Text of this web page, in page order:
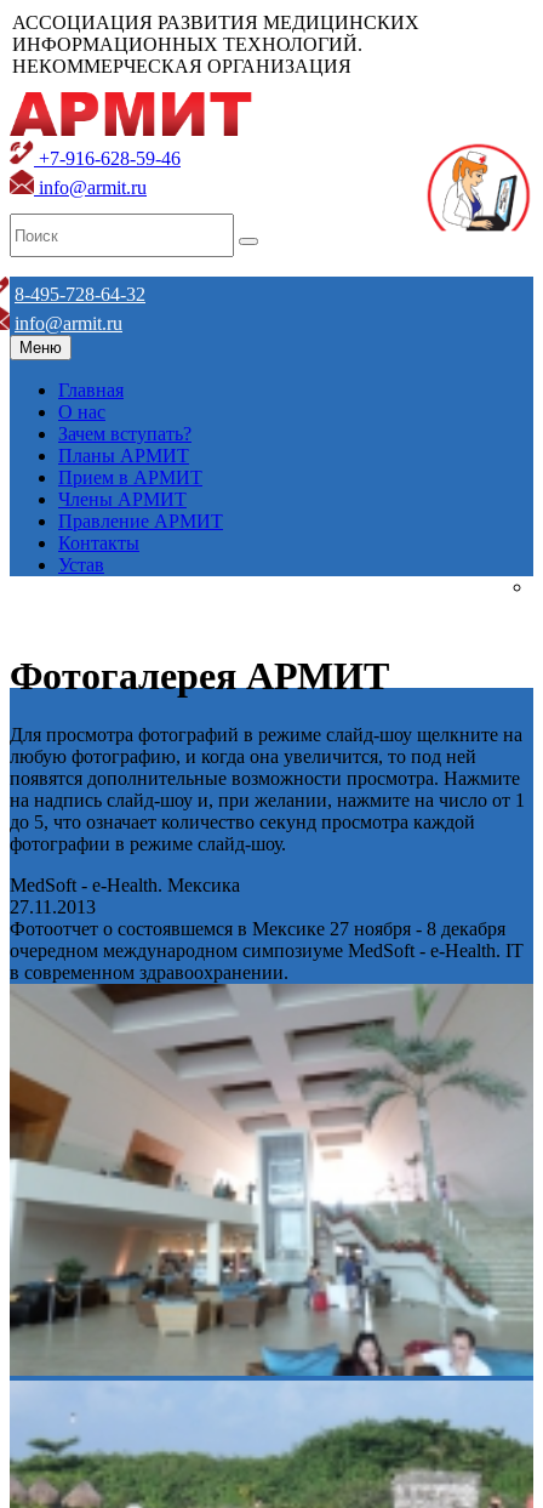
АССОЦИАЦИЯ РАЗВИТИЯ МЕДИЦИНСКИХ
ИНФОРМАЦИОННЫХ ТЕХНОЛОГИЙ.
НЕКОММЕРЧЕСКАЯ ОРГАНИЗАЦИЯ
+7-916-628-59-46
info@armit.ru
8-495-728-64-32
info@armit.ru
Меню
Главная
О нас
Зачем вступать?
Планы АРМИТ
Прием в АРМИТ
Члены АРМИТ
Правление АРМИТ
Контакты
Устав
Фотогалерея АРМИТ
Для просмотра фотографий в режиме слайд-шоу щелкните на
любую фотографию, и когда она увеличится, то под ней
появятся дополнительные возможности просмотра. Нажмите
на надпись слайд-шоу и, при желании, нажмите на число от 1
до 5, что означает количество секунд просмотра каждой
фотографии в режиме слайд-шоу.
MedSoft - e-Health. Мексика
27.11.2013
Фотоотчет о состоявшемся в Мексике 27 ноября - 8 декабря
очередном международном симпозиуме MedSoft - e-Health. IT
в современном здравоохранении.